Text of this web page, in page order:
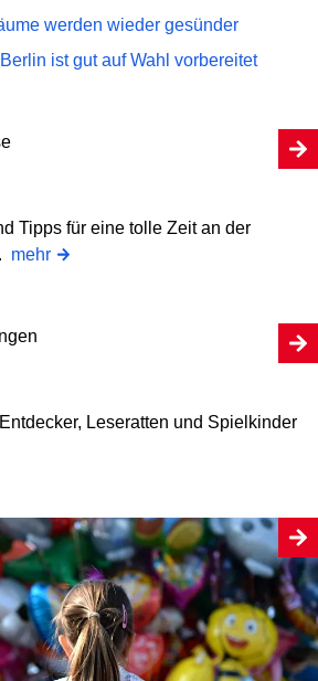
werden wieder gesünder
ist gut auf Wahl vorbereitet
Tipps für eine tolle Zeit an der
mehr
Leseratten und Spielkinder